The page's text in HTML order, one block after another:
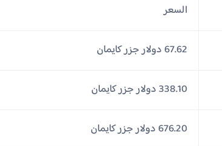
السعر
67.62 دولار جزر كايمان
338.10 دولار جزر كايمان
676.20 دولار جزر كايمان